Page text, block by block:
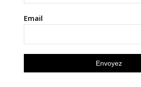
Email